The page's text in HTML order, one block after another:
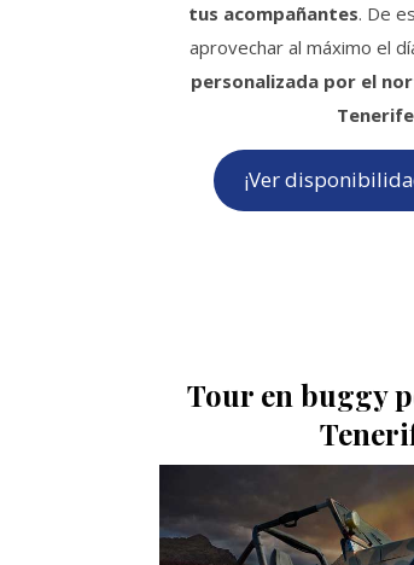
tus acompañantes. De
aprovechar al máximo el
personalizada por el
Tenerife
¡Ver
Tour en buggy